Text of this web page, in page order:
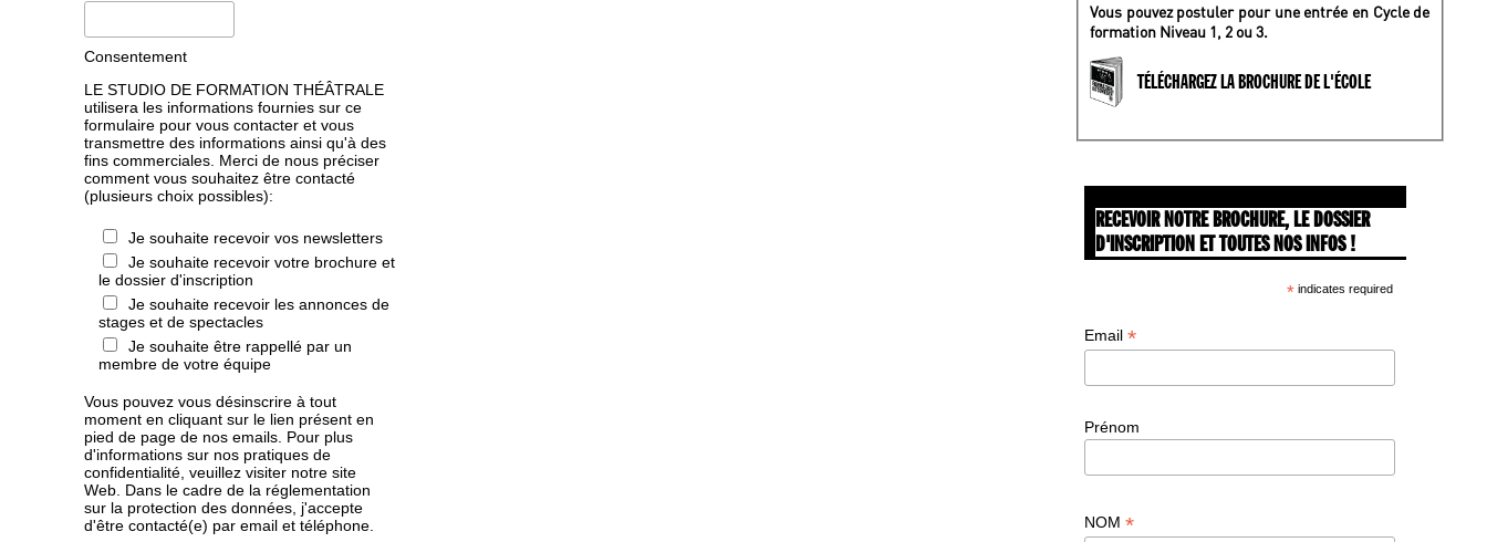
Consentement
LE STUDIO DE FORMATION THÉÂTRALE
utilisera les informations fournies sur ce
formulaire pour vous contacter et vous
transmettre des informations ainsi qu'à des
fins commerciales. Merci de nous préciser
comment vous souhaitez être contacté
(plusieurs choix possibles):
Je souhaite recevoir vos newsletters
Je souhaite recevoir votre brochure et
le dossier d'inscription
Je souhaite recevoir les annonces de
stages et de spectacles
Je souhaite être rappellé par un
membre de votre équipe
Vous pouvez vous désinscrire à tout
moment en cliquant sur le lien présent en
pied de page de nos emails. Pour plus
d'informations sur nos pratiques de
confidentialité, veuillez visiter notre site
Web. Dans le cadre de la réglementation
sur la protection des données, j'accepte
d'être contacté(e) par email et téléphone.
Vous pouvez postuler pour une entrée en Cycle de
formation Niveau 1, 2 ou 3.
TÉLÉCHARGEZ LA BROCHURE DE L'ÉCOLE
RECEVOIR NOTRE BROCHURE, LE DOSSIER
D'INSCRIPTION ET TOUTES NOS INFOS !
* indicates required
Email *
Prénom
NOM *